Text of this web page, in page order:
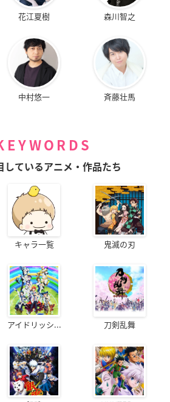
花江夏樹 森川智之
中村悠一 斉藤壮馬
しているアニメ・作品たち
キャラ一覧 鬼滅の刃
アイドリッシ... 刀剣乱舞